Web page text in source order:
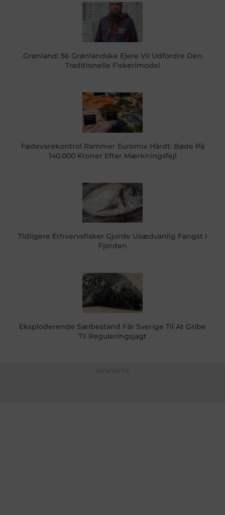
Grønland: 56 Grønlandske Ejere Vil Udfordre Den
Traditionelle Fiskerimodel
Fødevarekontrol Rammer Euromix Hårdt: Bøde På
140.000 Kroner Efter Mærkningsfejl
Tidligere Erhvervsfisker Gjorde Usædvanlig Fangst I
Fjorden
Eksploderende Sælbestand Får Sverige Til At Gribe
Til Reguleringsjagt
ANNONCER